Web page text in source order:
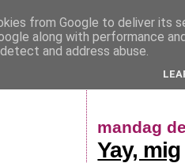
mandag
Yay, mig
from Google to deliver its
along with performance
and address abuse.